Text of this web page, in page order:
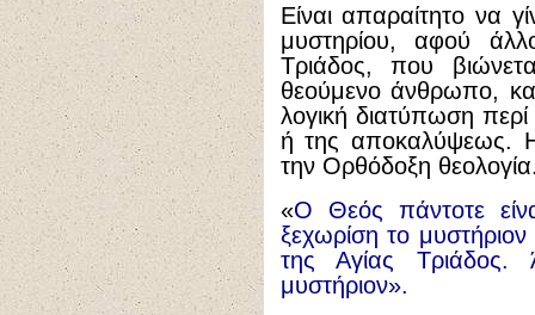
Είναι απαραίτητο να
μυστηρίου, αφού
Τριάδος, που
θεούμενο άνθρωπο,
λογική διατύπωση
ή της αποκαλύψεως. Η
την Ορθόδοξη
«Ο Θεός πάντοτε
ξεχωρίση το
της Αγίας
μυστήριον».